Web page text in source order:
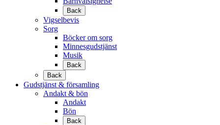
Back
Vigselbevis
Sorg
Böcker om sorg
Minnesgudstjänst
Musik
Back
Back
Gudstjänst & församling
Andakt & bön
Andakt
Bön
Back